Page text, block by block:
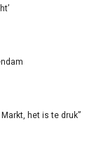
het is te druk”